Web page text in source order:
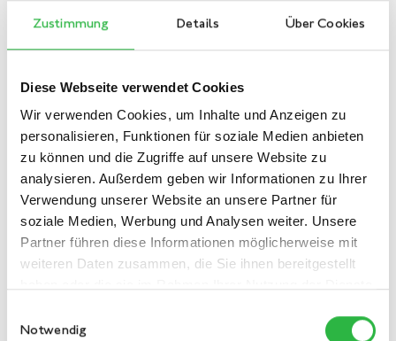
Zustimmung Details Über Cookies
Diese Webseite verwendet Cookies
Wir verwenden Cookies, um Inhalte und Anzeigen zu
personalisieren, Funktionen für soziale Medien anbieten
zu können und die Zugriffe auf unsere Website zu
analysieren. Außerdem geben wir Informationen zu Ihrer
Verwendung unserer Website an unsere Partner für
soziale Medien, Werbung und Analysen weiter. Unsere
Partner führen diese Informationen möglicherweise mit
weiteren Daten zusammen, die Sie ihnen bereitgestellt
Notwendig